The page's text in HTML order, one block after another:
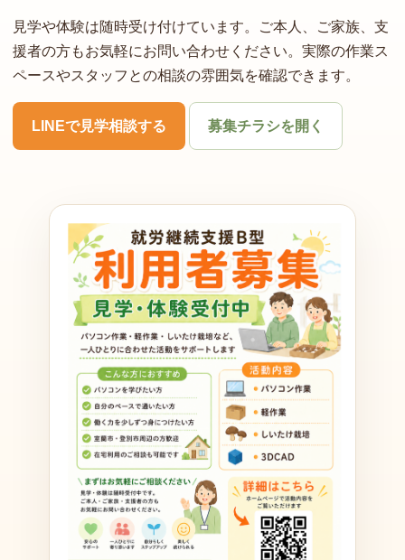
見学や体験は随時受け付けています。ご本人、ご家族、支
援者の方もお気軽にお問い合わせください。実際の作業ス
ペースやスタッフとの相談の雰囲気を確認できます。
LINEで見学相談する 募集チラシを開く